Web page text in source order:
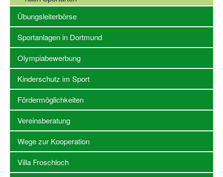
Stellenangebote SSB Dortmund
Vereine
Vereinssuche
Übungsleiterbörse
Sportanlagen in Dortmund
Olympiabewerbung
Kinderschutz im Sport
Fördermöglichkeiten
Übungsleiterbörse
Sportanlagen in Dortmund
Olympiabewerbung
Kinderschutz im Sport
Fördermöglichkeiten
Vereinsberatung
Wege zur Kooperation
Villa Froschloch